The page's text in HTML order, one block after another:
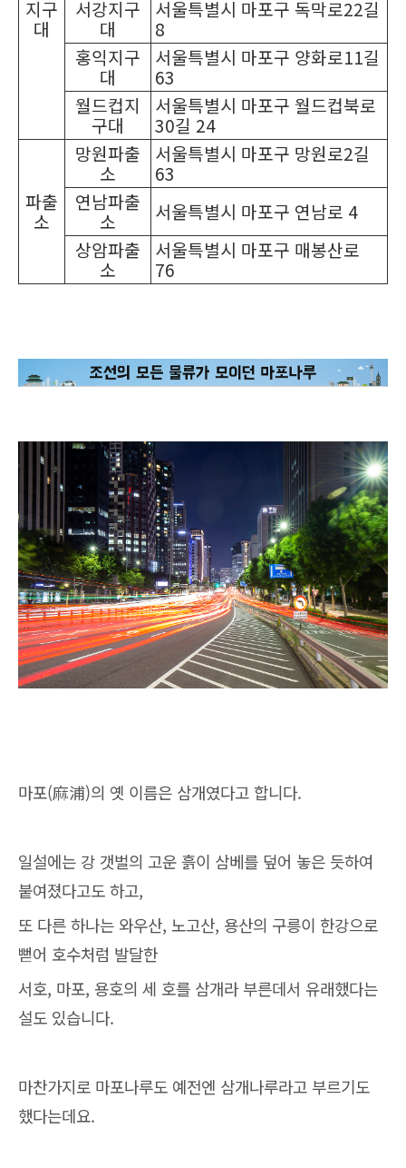
지구
대
서강지구
대
서울특별시 마포구 독막로22길
8
홍익지구
대
서울특별시 마포구 양화로11길
63
월드컵지
구대
서울특별시 마포구 월드컵북로
30길 24
파출
소
망원파출
소
서울특별시 마포구 망원로2길
63
연남파출
소
서울특별시 마포구 연남로 4
상암파출
소
서울특별시 마포구 매봉산로
76
마포(麻浦)의 옛 이름은 삼개였다고 합니다.
일설에는 강 갯벌의 고운 흙이 삼베를 덮어 놓은 듯하여
붙여졌다고도 하고,
또 다른 하나는 와우산, 노고산, 용산의 구릉이 한강으로
뻗어 호수처럼 발달한
서호, 마포, 용호의 세 호를 삼개라 부른데서 유래했다는
설도 있습니다.
마찬가지로 마포나루도 예전엔 삼개나루라고 부르기도
했다는데요.